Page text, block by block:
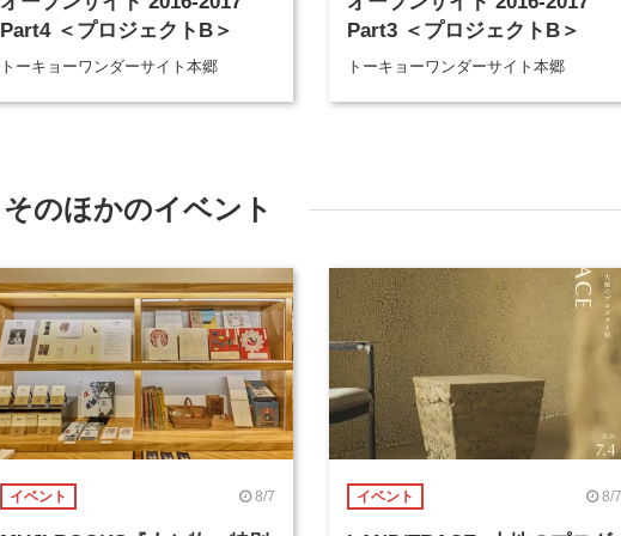
Part4 ＜プロジェクトB＞
トーキョーワンダーサイト本郷
Part3 ＜プロジェクトB＞
トーキョーワンダーサイト本郷
そのほかのイベント
イベント 8/7 イベント 8/7